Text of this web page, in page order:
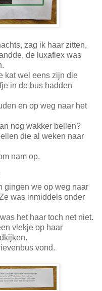
zag ik haar zitten,
de luxaflex was
kat wel eens zijn die
in de bus hadden
en op weg naar het
nog wakker bellen?
die al weken naar
nam op.
gingen we op weg naar
was inmiddels onder
het haar toch net niet.
vlekje op haar
vond.